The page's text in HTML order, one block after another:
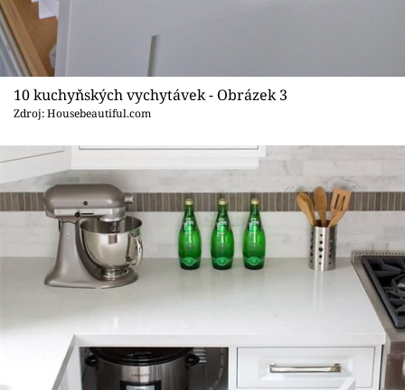
10 kuchyňských vychytávek - Obrázek 3
Zdroj: Housebeautiful.com